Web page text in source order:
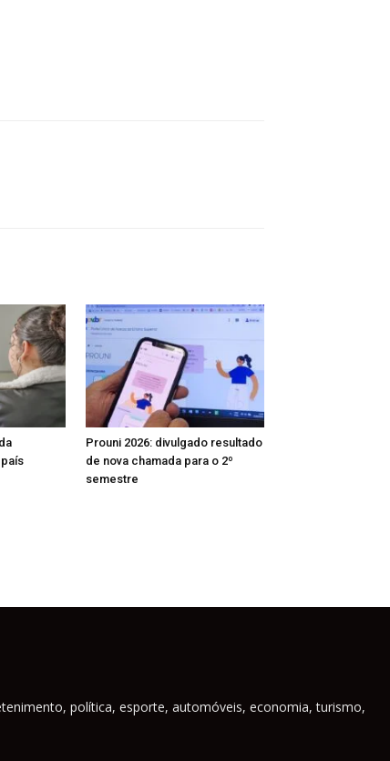
Prouni 2026: divulgado resultado
de nova chamada para o 2º
semestre
política, esporte, automóveis, economia, turismo,